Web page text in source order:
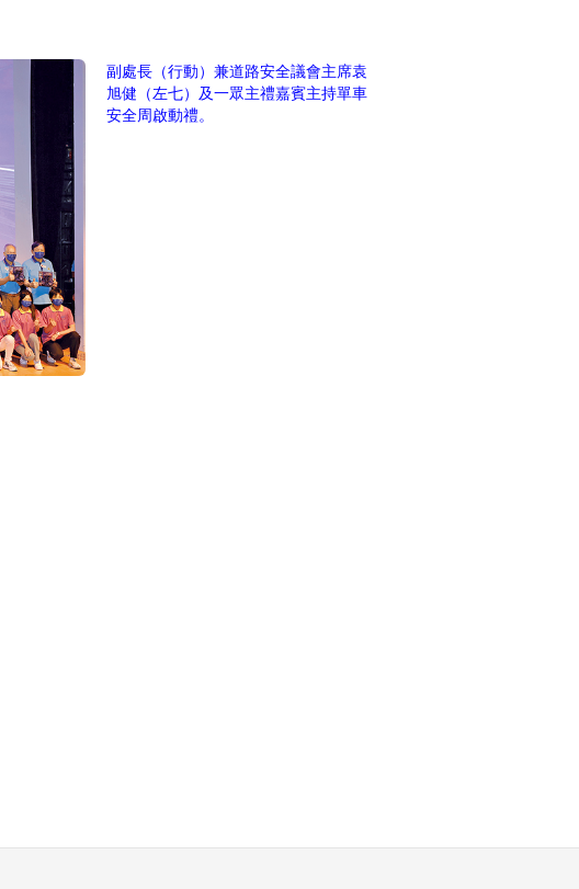
副處長（行動）兼道路安全議會主席袁
旭健（左七）及一眾主禮嘉賓主持單車
安全周啟動禮。